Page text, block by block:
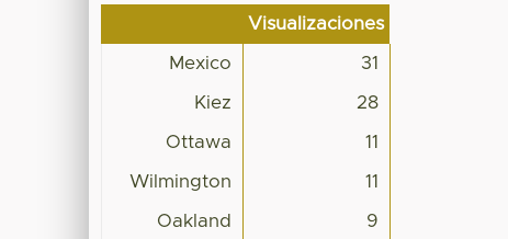
Visualizaciones
Mexico 31
Kiez 28
Ottawa 11
Wilmington 11
Oakland 9